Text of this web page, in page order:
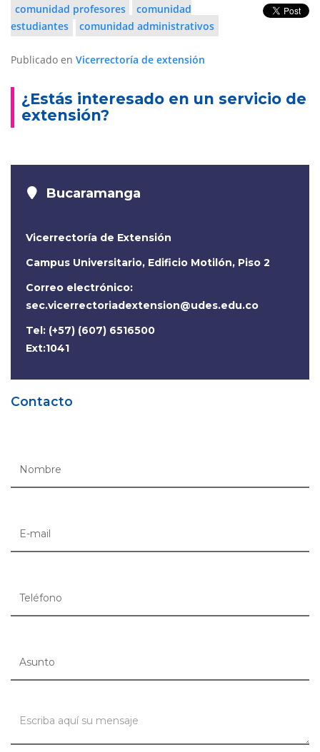
comunidad profesores
comunidad
estudiantes
comunidad administrativos
Publicado en Vicerrectoría de extensión
¿Estás interesado en un servicio de
extensión?
Bucaramanga
Vicerrectoría de Extensión
Campus Universitario, Edificio Motilón, Piso 2
Correo electrónico:
sec.vicerrectoriadextension@udes.edu.co
Tel: (+57) (607) 6516500
Ext:1041
Contacto